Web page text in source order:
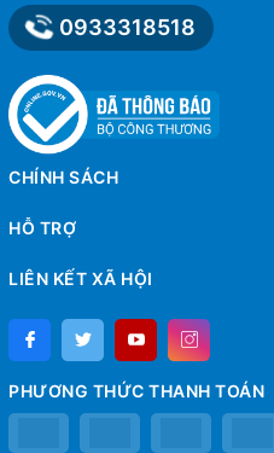
0933318518
CHÍNH SÁCH
HỖ TRỢ
LIÊN KẾT XÃ HỘI
PHƯƠNG THỨC THANH TOÁN